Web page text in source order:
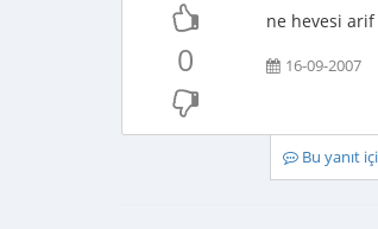
0
ne hevesi
16-09-2007
Bu yanıt